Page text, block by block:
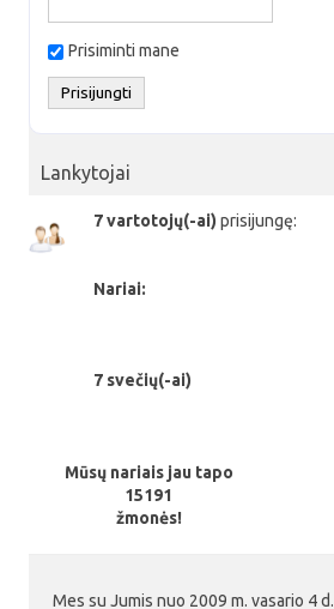
Prisiminti mane
Lankytojai
7 vartotojų(-ai) prisijungę:
Nariai:
7 svečių(-ai)
Mūsų nariais jau tapo
15191
žmonės!
Mes su Jumis nuo 2009 m. vasario 4 d.